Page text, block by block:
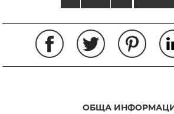
ОБЩА